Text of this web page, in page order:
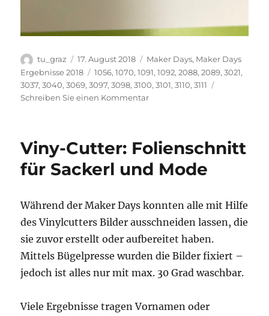
Autor
tu_graz
Veröffentlicht
am
17. August 2018 Kategorien
Maker Days, Maker Days
Ergebnisse 2018
Schlagwörter
1056,1070,1091,1092,2088,2089,3021,
3037,3040,3069,3097,3098,3100,3101,3110,3111
Schreiben Sie einen Kommentarzu
Viny-Cutter: Folienschnitt
für Sackerl und Mode
Während der Maker Days konnten alle mit Hilfe
des Vinylcutters Bilder ausschneiden lassen, die
sie zuvor erstellt oder aufbereitet haben.
Mittels Bügelpresse wurden die Bilder fixiert –
jedoch ist alles nur mit max. 30 Grad waschbar.
Viele Ergebnisse tragen Vornamen oder